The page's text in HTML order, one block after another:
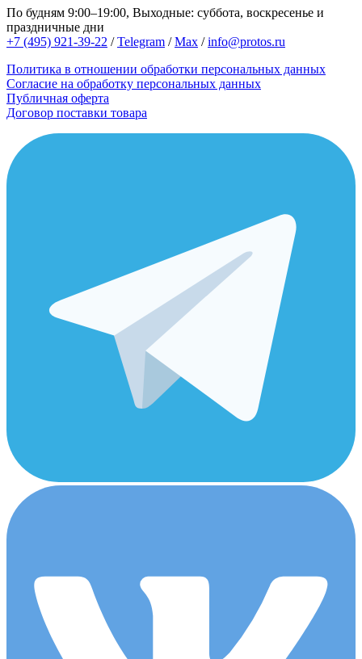
По будням 9:00–19:00, Выходные: суббота, воскресенье и
праздничные дни
+7 (495) 921-39-22 /Telegram /Max /info@protos.ru
Политика в отношении обработки персональных данных
Согласие на обработку персональных данных
Публичная оферта
Договор поставки товара